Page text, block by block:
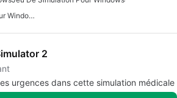
Gestionnaire De Football Pour Windows
2
urgences dans cette simulation médicale